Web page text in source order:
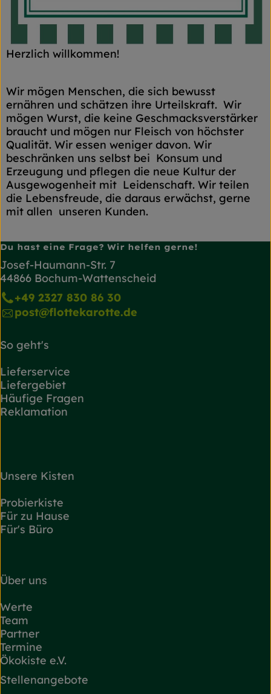
Herzlich willkommen!
Wir mögen Menschen, die sich bewusst
ernähren und schätzen ihre Urteilskraft. Wir
mögen Wurst, die keine Geschmacksverstärker
braucht und mögen nur Fleisch von höchster
Qualität. Wir essen weniger davon. Wir
beschränken uns selbst bei Konsum und
Erzeugung und pflegen die neue Kultur der
Ausgewogenheit mit Leidenschaft. Wir teilen
die Lebensfreude, die daraus erwächst, gerne
mit allen unseren Kunden.
Du hast eine Frage? Wir helfen gerne!
Josef-Haumann-Str. 7
44866 Bochum-Wattenscheid
+49 2327 830 86 30
post@flottekarotte.de
So geht's
Lieferservice
Liefergebiet
Häufige Fragen
Reklamation
Unsere Kisten
Probierkiste
Für zu Hause
Für's Büro
Über uns
Werte
Team
Partner
Termine
Ökokiste e.V.
Stellenangebote